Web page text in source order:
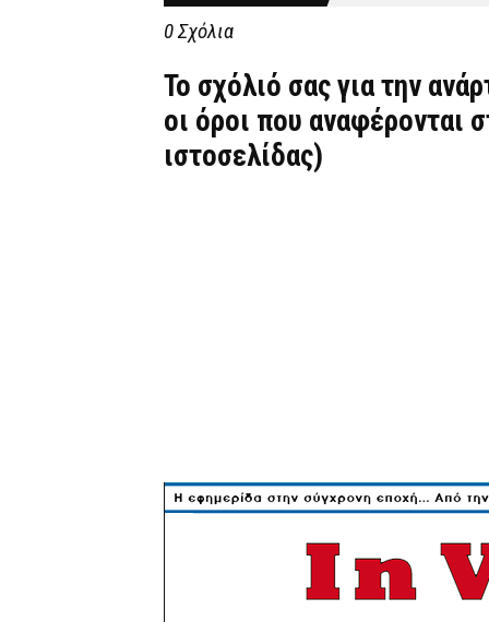
0 Σχόλια
Το σχόλιό σας για την
οι όροι που αναφέρονται
ιστοσελίδας)